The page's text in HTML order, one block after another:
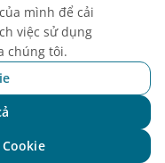
mình để cải
việc sử dụng
chúng tôi.